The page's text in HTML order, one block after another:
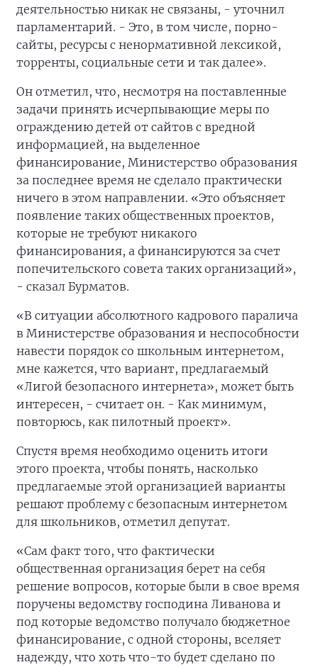
деятельностью никак не связаны, - уточнил
парламентарий. - Это, в том числе, порно-
сайты, ресурсы с ненормативной лексикой,
торренты, социальные сети и так далее».
Он отметил, что, несмотря на поставленные
задачи принять исчерпывающие меры по
ограждению детей от сайтов с вредной
информацией, на выделенное
финансирование, Министерство образования
за последнее время не сделало практически
ничего в этом направлении. «Это объясняет
появление таких общественных проектов,
которые не требуют никакого
финансирования, а финансируются за счет
попечительского совета таких организаций»,
- сказал Бурматов.
«В ситуации абсолютного кадрового паралича
в Министерстве образования и неспособности
навести порядок со школьным интернетом,
мне кажется, что вариант, предлагаемый
«Лигой безопасного интернета», может быть
интересен, - считает он. - Как минимум,
повторюсь, как пилотный проект».
Спустя время необходимо оценить итоги
этого проекта, чтобы понять, насколько
предлагаемые этой организацией варианты
решают проблему с безопасным интернетом
для школьников, отметил депутат.
«Сам факт того, что фактически
общественная организация берет на себя
решение вопросов, которые были в свое время
поручены ведомству господина Ливанова и
под которые ведомство получало бюджетное
финансирование, с одной стороны, вселяет
надежду, что хоть что-то будет сделано по